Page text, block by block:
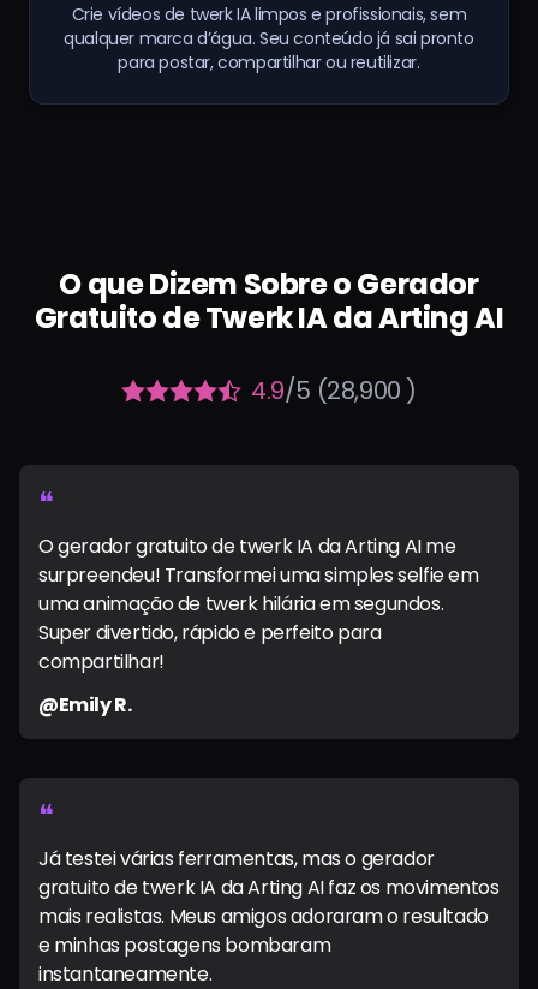
Crie vídeos de twerk IA limpos e profissionais, sem
qualquer marca d’água. Seu conteúdo já sai pronto
para postar, compartilhar ou reutilizar.
O que Dizem Sobre o Gerador
Gratuito de Twerk IA da Arting AI
4.9/5 (28,900 )
❝
O gerador gratuito de twerk IA da Arting AI me
surpreendeu! Transformei uma simples selfie em
uma animação de twerk hilária em segundos.
Super divertido, rápido e perfeito para
compartilhar!
@Emily R.
❝
Já testei várias ferramentas, mas o gerador
gratuito de twerk IA da Arting AI faz os movimentos
mais realistas. Meus amigos adoraram o resultado
e minhas postagens bombaram
instantaneamente.